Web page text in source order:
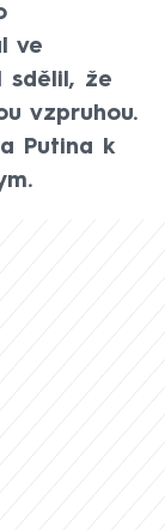
ve
sdělil, že
vzpruhou.
Putina k